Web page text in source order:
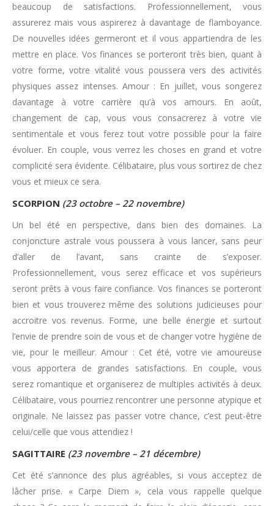
beaucoup de satisfactions. Professionnellement, vous
assurerez mais vous aspirerez à davantage de flamboyance.
De nouvelles idées germeront et il vous appartiendra de les
mettre en place. Vos finances se porteront très bien, quant à
votre forme, votre vitalité vous poussera vers des activités
physiques assez intenses. Amour : En juillet, vous songerez
davantage à votre carrière qu’à vos amours. En août,
changement de cap, vous vous consacrerez à votre vie
sentimentale et vous ferez tout votre possible pour la faire
évoluer. En couple, vous verrez les choses en grand et votre
complicité sera évidente. Célibataire, plus vous sortirez de chez
vous et mieux ce sera.
SCORPION (23 octobre – 22 novembre)
Un bel été en perspective, dans bien des domaines. La
conjoncture astrale vous poussera à vous lancer, sans peur
d’aller de l’avant, sans crainte de s’exposer.
Professionnellement, vous serez efficace et vos supérieurs
seront prêts à vous faire confiance. Vos finances se porteront
bien et vous trouverez même des solutions judicieuses pour
accroitre vos revenus. Forme, une belle énergie et surtout
l’envie de prendre soin de vous et de changer votre hygiène de
vie, pour le meilleur. Amour : Cet été, votre vie amoureuse
vous apportera de grandes satisfactions. En couple, vous
serez romantique et organiserez de multiples activités à deux.
Célibataire, vous pourriez rencontrer une personne atypique et
originale. Ne laissez pas passer votre chance, c’est peut-être
celui/celle que vous attendiez !
SAGITTAIRE (23 novembre – 21 décembre)
Cet été s’annonce des plus agréables, si vous acceptez de
lâcher prise. « Carpe Diem », cela vous rappelle quelque